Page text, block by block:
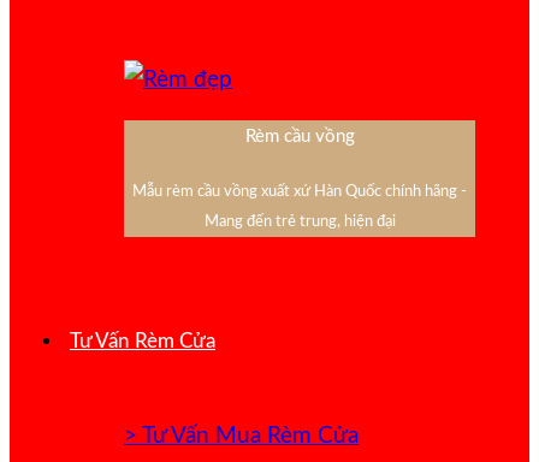
Rèm cầu vồng
Mẫu rèm cầu vồng xuất xứ Hàn Quốc chính hãng -
Mang đến trẻ trung, hiện đại
Tư Vấn Rèm Cửa
> Tư Vấn Mua Rèm Cửa